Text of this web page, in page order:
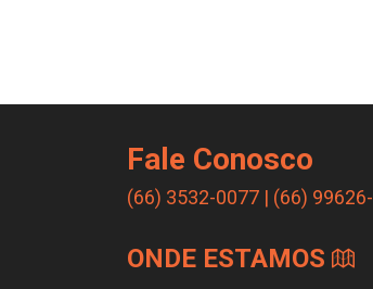
Fale Conosco
(66) 3532-0077 | (66)
ONDE ESTAMOS